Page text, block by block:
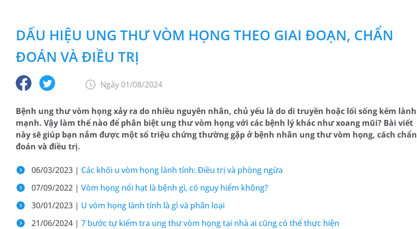
DẤU HIỆU UNG THƯ VÒM HỌNG THEO GIAI ĐOẠN, CHẨN
ĐOÁN VÀ ĐIỀU TRỊ
Ngày 01/08/2024
Bệnh ung thư vòm họng xảy ra do nhiều nguyên nhân, chủ yếu là do di truyền hoặc lối sống kém lành
mạnh. Vậy làm thế nào để phân biệt ung thư vòm họng với các bệnh lý khác như xoang mũi? Bài viết
này sẽ giúp bạn nắm được một số triệu chứng thường gặp ở bệnh nhân ung thư vòm họng, cách chẩn
đoán và điều trị.
06/03/2023 | Các khối u vòm họng lành tính: Điều trị và phòng ngừa
07/09/2022 | Vòm họng nổi hạt là bệnh gì, có nguy hiểm không?
30/01/2023 | U vòm họng lành tính là gì và phân loại
21/06/2024 | 7 bước tự kiểm tra ung thư vòm họng tại nhà ai cũng có thể thực hiện